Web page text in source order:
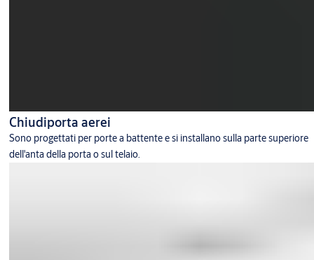
Chiudiporta aerei
Sono progettati per porte a battente e si installano sulla parte superiore
dell'anta della porta o sul telaio.